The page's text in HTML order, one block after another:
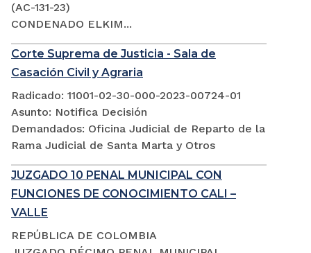
(AC-131-23)
CONDENADO ELKIM...
Corte Suprema de Justicia - Sala de
Casación Civil y Agraria
Radicado: 11001-02-30-000-2023-00724-01
Asunto: Notifica Decisión
Demandados: Oficina Judicial de Reparto de la
Rama Judicial de Santa Marta y Otros
JUZGADO 10 PENAL MUNICIPAL CON
FUNCIONES DE CONOCIMIENTO CALI –
VALLE
REPÚBLICA DE COLOMBIA